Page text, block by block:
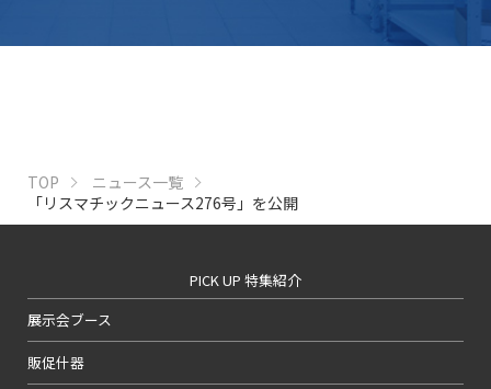
TOP
ニュース一覧
「リスマチックニュース276号」を公開
PICK UP 特集紹介
展示会ブース
販促什器